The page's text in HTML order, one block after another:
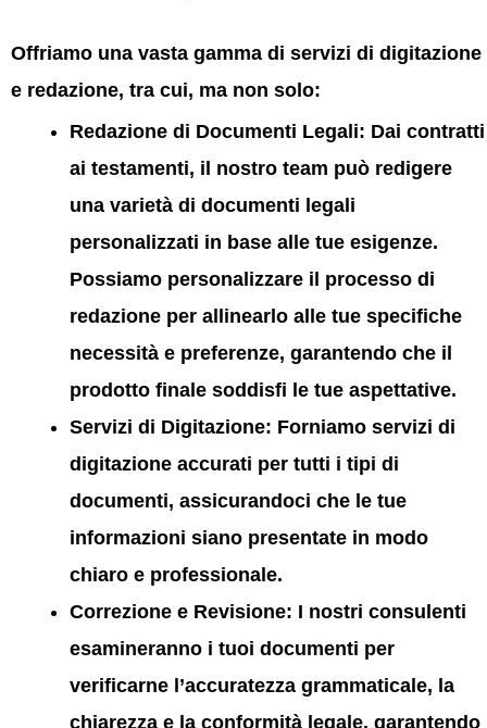
Offriamo una vasta gamma di servizi di digitazione
e redazione, tra cui, ma non solo:
Redazione di Documenti Legali: Dai contratti
ai testamenti, il nostro team può redigere
una varietà di documenti legali
personalizzati in base alle tue esigenze.
Possiamo personalizzare il processo di
redazione per allinearlo alle tue specifiche
necessità e preferenze, garantendo che il
prodotto finale soddisfi le tue aspettative.
Servizi di Digitazione: Forniamo servizi di
digitazione accurati per tutti i tipi di
documenti, assicurandoci che le tue
informazioni siano presentate in modo
chiaro e professionale.
Correzione e Revisione: I nostri consulenti
esamineranno i tuoi documenti per
verificarne l’accuratezza grammaticale, la
chiarezza e la conformità legale, garantendo